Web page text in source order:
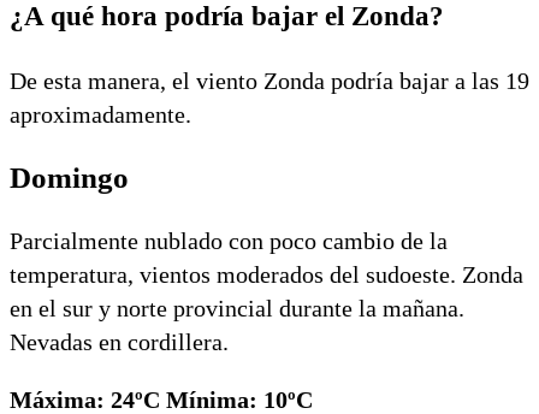
¿A qué hora podría bajar el Zonda?
De esta manera, el viento Zonda podría bajar a las 19
aproximadamente.
Domingo
Parcialmente nublado con poco cambio de la
temperatura, vientos moderados del sudoeste. Zonda
en el sur y norte provincial durante la mañana.
Nevadas en cordillera.
Máxima: 24ºC Mínima: 10ºC